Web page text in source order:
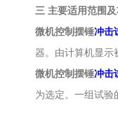
三 主要适用范围及
微机控制摆锤冲击
器。由计算机显示
微机控制摆锤冲击
为选定。一组试验